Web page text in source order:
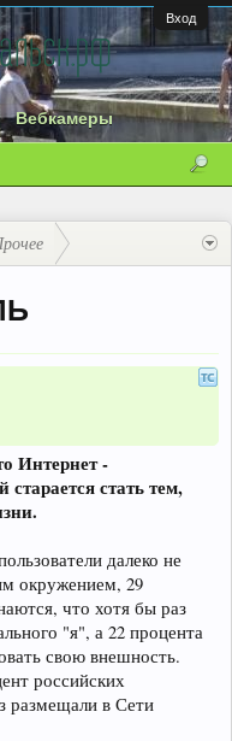
Вход
Вебкамеры
Интернет -
стать тем,
далеко не
окружением, 29
что хотя бы раз
"я", а 22 процента
свою внешность.
российских
размещали в Сети